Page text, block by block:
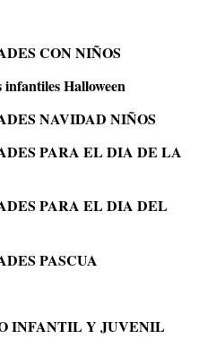
CON NIÑOS
Halloween
NAVIDAD NIÑOS
PARA EL DIA DE LA
PARA EL DIA DEL
PASCUA
INFANTIL Y JUVENIL